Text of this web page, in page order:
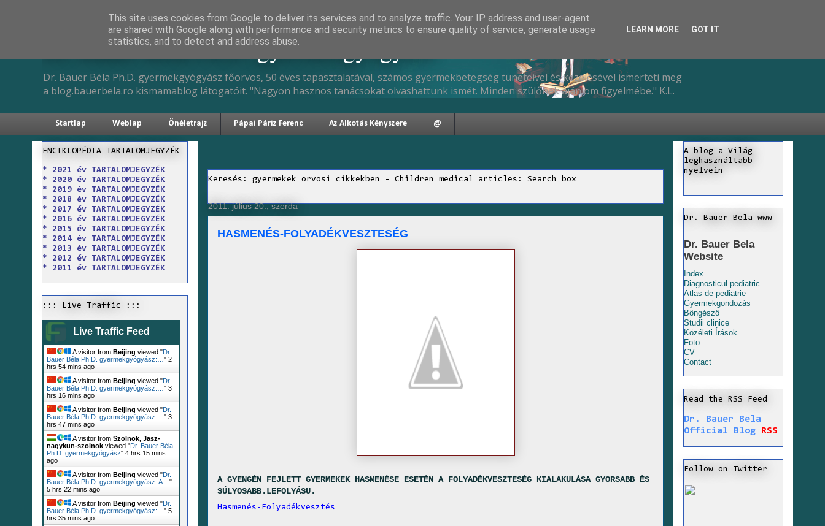
Dr. Bauer Béla Ph.D. gyermekgyógyász
Dr. Bauer Béla Ph.D. gyermekgyógyász főorvos, 50 éves tapasztalatával, számos gyermekbetegség tüneteivel és kezelésével ismerteti meg
a blog.bauerbela.ro kismamablog látogatóit. "Nagyon hasznos tanácsokat olvashattunk ismét. Minden szülőnek ajánlom figyelmébe." K.L.
Startlap Weblap Önéletrajz Pápai Páriz Ferenc Az Alkotás Kényszere @
Keresés: gyermekek orvosi cikkekben - Children medical articles: Search box
2011. július 20., szerda
HASMENÉS-FOLYADÉKVESZTESÉG
A GYENGÉN FEJLETT GYERMEKEK HASMENÉSE ESETÉN A FOLYADÉKVESZTESÉG KIALAKULÁSA GYORSABB ÉS
SÚLYOSABB.LEFOLYÁSU.
Hasmenés-Folyadékvesztés
ENCIKLOPÉDIA TARTALOMJEGYZÉK
* 2021 év TARTALOMJEGYZÉK
* 2020 év TARTALOMJEGYZÉK
* 2019 év TARTALOMJEGYZÉK
* 2018 év TARTALOMJEGYZÉK
* 2017 év TARTALOMJEGYZÉK
* 2016 év TARTALOMJEGYZÉK
* 2015 év TARTALOMJEGYZÉK
* 2014 év TARTALOMJEGYZÉK
* 2013 év TARTALOMJEGYZÉK
* 2012 év TARTALOMJEGYZÉK
* 2011 év TARTALOMJEGYZÉK
::: Live Traffic :::
Live Traffic Feed
A visitor from Beijing viewed "Dr.
Bauer Béla Ph.D. gyermekgyógyász:… " 2
hrs 54 mins ago
A visitor from Beijing viewed "Dr.
Bauer Béla Ph.D. gyermekgyógyász:… " 3
hrs 16 mins ago
A visitor from Beijing viewed "Dr.
Bauer Béla Ph.D. gyermekgyógyász:… " 3
hrs 47 mins ago
A visitor from Szolnok, Jasz-
nagykun-szolnok viewed "Dr. Bauer Béla
Ph.D. gyermekgyógyász" 4 hrs 15 mins
ago
A visitor from Beijing viewed "Dr.
Bauer Béla Ph.D. gyermekgyógyász: A… "
5 hrs 22 mins ago
A visitor from Beijing viewed "Dr.
Bauer Béla Ph.D. gyermekgyógyász:… " 5
hrs 35 mins ago
A blog a Világ
leghasználtabb
nyelvein
Dr. Bauer Bela www
Dr. Bauer Bela
Website
Index
Diagnosticul pediatric
Atlas de pediatrie
Gyermekgondozás
Böngésző
Studii clinice
Közéleti Írások
Foto
CV
Contact
Read the RSS Feed
Dr. Bauer Bela
Official Blog
RSS
Follow on Twitter
This site uses cookies from Google to deliver its services and to analyze traffic. Your IP address and user-agent
are shared with Google along with performance and security metrics to ensure quality of service, generate usage
statistics, and to detect and address abuse.
LEARN MORE GOT IT